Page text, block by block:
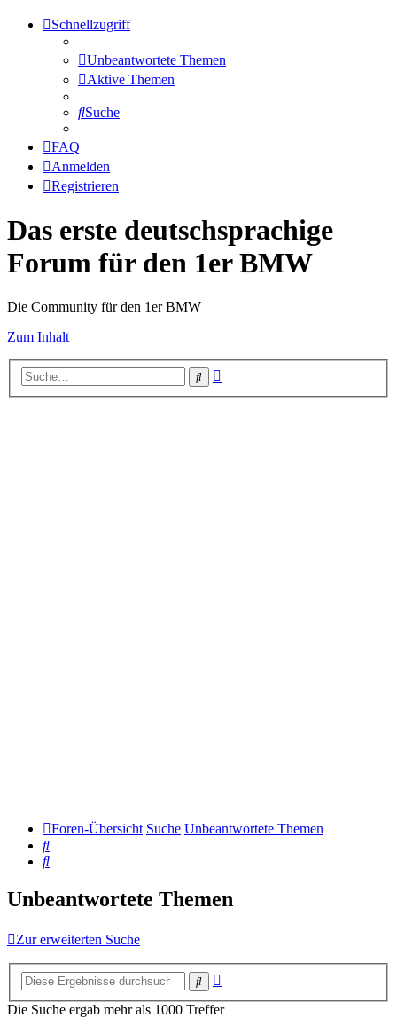
Schnellzugriff
Unbeantwortete Themen
Aktive Themen
Suche
FAQ
Anmelden
Registrieren
Das erste deutschsprachige
Forum für den 1er BMW
Die Community für den 1er BMW
Zum Inhalt
Suche
Foren-Übersicht Suche Unbeantwortete Themen
Suche
Suche
Unbeantwortete Themen
Zur erweiterten Suche
Suche
Die Suche ergab mehr als 1000 Treffer